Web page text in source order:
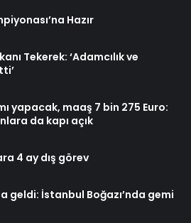
Hazır
Tekerek: ‘Adamcılık ve
yapacak, maaş 7 bin 275 Euro:
da kapı açık
4 ay dış görev
geldi: İstanbul Boğazı’nda gemi